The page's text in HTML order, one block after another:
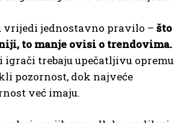
vrijedi jednostavno pravilo – što
to manje ovisi o trendovima.
igrači trebaju upečatljivu opremu
pozornost, dok najveće
već imaju.